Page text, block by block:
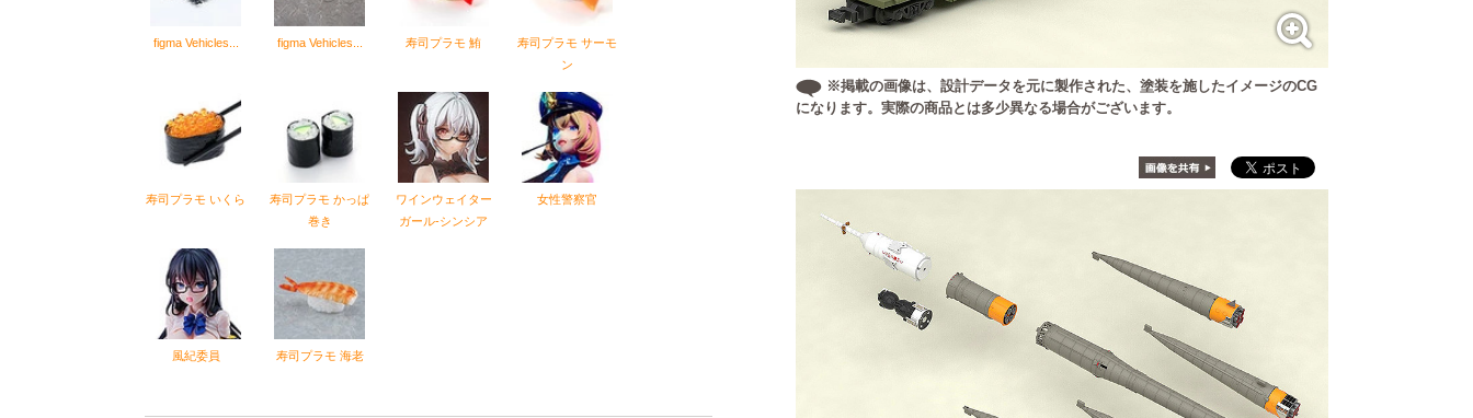
※掲載の画像は、設計データを元に製作された、塗装を施したイメージのCG
になります。実際の商品とは多少異なる場合がございます。
figma Vehicles... figma Vehicles... 寿司プラモ 鮪
寿司プラモ サーモ
ン
寿司プラモ いくら
寿司プラモ かっぱ
巻き
ワインウェイター
ガール-シンシア
女性警察官
風紀委員 寿司プラモ 海老